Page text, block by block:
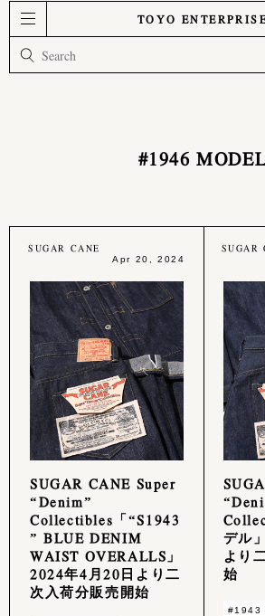
TOYO
#1946
SUGAR CANE
Apr 20, 2024
SUGAR CANE Super
“Denim”
Collectibles「“S1943
” BLUE DENIM
WAIST OVERALLS」
2024年4月20日より二
次入荷分販売開始
SUGAR
デル
より
始
#1943